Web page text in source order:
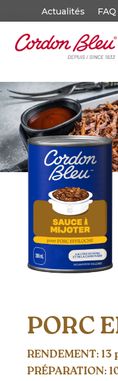
Actualités FAQ
PORC
RENDEMENT:
PRÉPARATION: